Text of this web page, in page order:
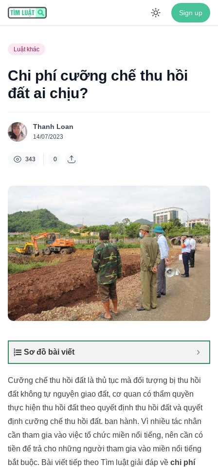
Enable
Sign up
Luật khác
Chi phí cưỡng chế thu hồi
đất ai chịu?
Thanh Loan
14/07/2023
343 0
Sơ đồ bài viết
Cưỡng chế thu hồi đất là thủ tục mà đối tượng bị thu hồi
đất không tự nguyện giao đất, cơ quan có thẩm quyền
thực hiện thu hồi đất theo quyết định thu hồi đất và quyết
định cưỡng chế thu hồi đất. ban hành. Vì nhiều tác nhân
cần tham gia vào việc tổ chức miền nổi tiếng, nên cần có
tiền để trả cho những người tham gia vào miền nổi tiếng
bắt buộc. Bài viết tiếp theo Tìm luậtgiải đáp về chi phí